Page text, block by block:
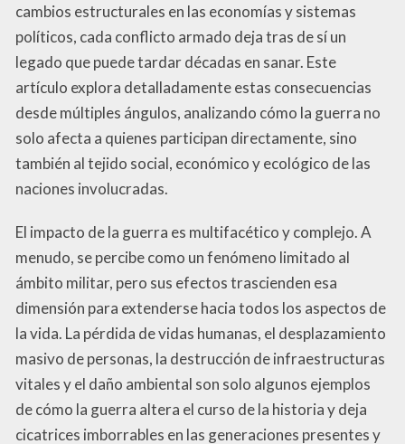
cambios estructurales en las economías y sistemas
políticos, cada conflicto armado deja tras de sí un
legado que puede tardar décadas en sanar. Este
artículo explora detalladamente estas consecuencias
desde múltiples ángulos, analizando cómo la guerra no
solo afecta a quienes participan directamente, sino
también al tejido social, económico y ecológico de las
naciones involucradas.
El impacto de la guerra es multifacético y complejo. A
menudo, se percibe como un fenómeno limitado al
ámbito militar, pero sus efectos trascienden esa
dimensión para extenderse hacia todos los aspectos de
la vida. La pérdida de vidas humanas, el desplazamiento
masivo de personas, la destrucción de infraestructuras
vitales y el daño ambiental son solo algunos ejemplos
de cómo la guerra altera el curso de la historia y deja
cicatrices imborrables en las generaciones presentes y